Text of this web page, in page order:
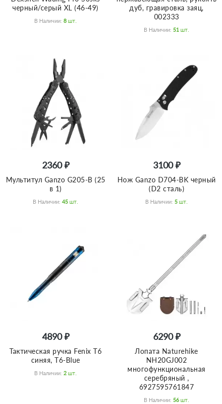
черный/серый XL (46-49)
В Наличии: 8 Шт.
дуб, гравировка заяц,
002333
В Наличии: 51 Шт.
2360 ₽
Мультитул Ganzo G205-B (25
в 1)
В Наличии: 45 Шт.
3100 ₽
Нож Ganzo D704-BK черный
(D2 сталь)
В Наличии: 5 Шт.
4890 ₽
Тактическая ручка Fenix T6
синяя, T6-Blue
В Наличии: 2 Шт.
6290 ₽
Лопата Naturehike
NH20GJ002
многофункциональная
серебряный ,
6927595761847
В Наличии: 56 Шт.